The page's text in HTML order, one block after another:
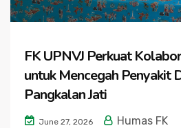
FK UPNVJ Perkuat
untuk Mencegah Penyakit
Pangkalan Jati
June 27, 2026
Humas FK